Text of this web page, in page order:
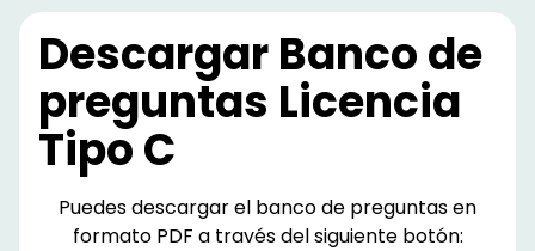
Descargar Banco de
preguntas Licencia
Tipo C
Puedes descargar el banco de preguntas en
formato PDF a través del siguiente botón: